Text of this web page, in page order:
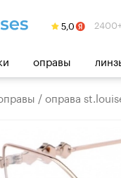
оправы
/оправа